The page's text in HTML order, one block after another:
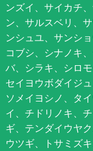
ンズイ、サイカチ
ン、サルスベリ、
ンシュユ、サンシ
コブシ、シナノキ
バ、シラキ、シロ
セイヨウボダイジ
ソメイヨシノ、タ
イ、チドリノキ、
ギ、テンダイウヤ
ウツギ、トサミズ